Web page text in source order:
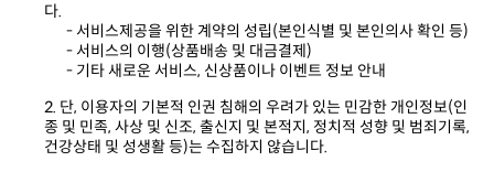
다.
- 서비스제공을 위한 계약의 성립(본인식별 및 본인의사 확인 등)
- 서비스의 이행(상품배송 및 대금결제)
- 기타 새로운 서비스, 신상품이나 이벤트 정보 안내
건강상태 및 성생활 등)는 수집하지 않습니다.